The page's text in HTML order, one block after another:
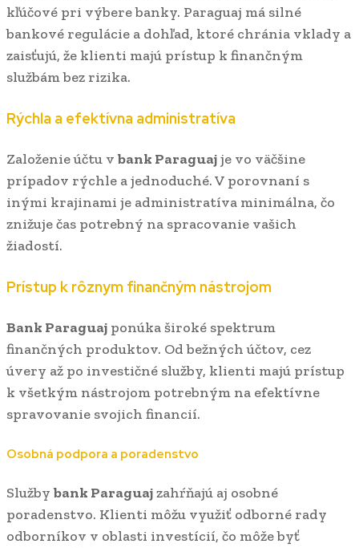
kľúčové pri výbere banky. Paraguaj má silné
bankové regulácie a dohľad, ktoré chránia vklady a
zaisťujú, že klienti majú prístup k finančným
službám bez rizika.
Rýchla a efektívna administratíva
Založenie účtu v bank Paraguajje vo väčšine
prípadov rýchle a jednoduché. V porovnaní s
inými krajinami je administratíva minimálna, čo
znižuje čas potrebný na spracovanie vašich
žiadostí.
Prístup k rôznym finančným nástrojom
Bank Paraguaj ponúka široké spektrum
finančných produktov. Od bežných účtov, cez
úvery až po investičné služby, klienti majú prístup
k všetkým nástrojom potrebným na efektívne
spravovanie svojich financií.
Osobná podpora a poradenstvo
Služby bank Paraguajzahŕňajú aj osobné
poradenstvo. Klienti môžu využiť odborné rady
odborníkov v oblasti investícií, čo môže byť